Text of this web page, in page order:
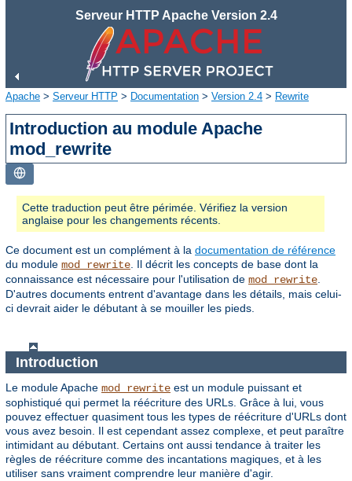
Serveur HTTP Apache Version 2.4
Apache > Serveur HTTP > Documentation > Version 2.4 > Rewrite
Introduction au module Apache
mod_rewrite
Cette traduction peut être périmée. Vérifiez la version
anglaise pour les changements récents.
Ce document est un complément à la documentation de référence
du module mod_rewrite . Il décrit les concepts de base dont la
connaissance est nécessaire pour l'utilisation de mod_rewrite
D'autres documents entrent d'avantage dans les détails, mais celui-
ci devrait aider le débutant à se mouiller les pieds.
Introduction
Le module Apache mod_rewrite est un module puissant et
sophistiqué qui permet la réécriture des URLs. Grâce à lui, vous
pouvez effectuer quasiment tous les types de réécriture d'URLs dont
vous avez besoin. Il est cependant assez complexe, et peut paraître
intimidant au débutant. Certains ont aussi tendance à traiter les
règles de réécriture comme des incantations magiques, et à les
utiliser sans vraiment comprendre leur manière d'agir.